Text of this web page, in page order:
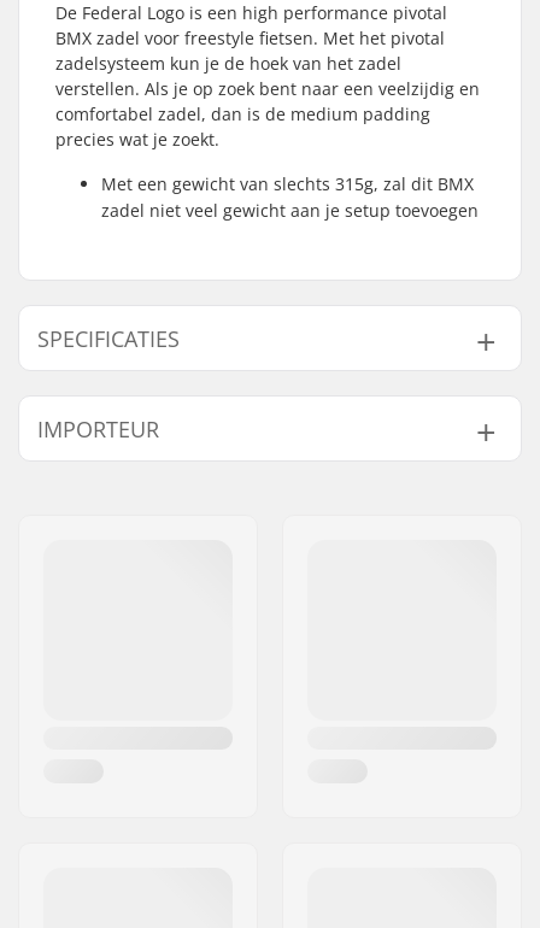
De Federal Logo is een high performance pivotal
BMX zadel voor freestyle fietsen. Met het pivotal
zadelsysteem kun je de hoek van het zadel
verstellen. Als je op zoek bent naar een veelzijdig en
comfortabel zadel, dan is de medium padding
precies wat je zoekt.
Met een gewicht van slechts 315g, zal dit BMX
zadel niet veel gewicht aan je setup toevoegen
SPECIFICATIES
Bovenste Cover:
Canvas
Zadel:
Zadel vulling:
Mid
IMPORTEUR